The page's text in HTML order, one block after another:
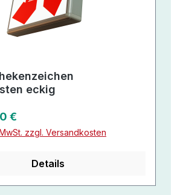
eckig
€
zzgl. Versandkosten
Details